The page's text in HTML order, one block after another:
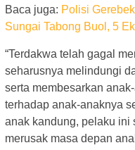
Baca juga: Polisi
Sungai Tabong Buol, 5
“Terdakwa telah gagal
seharusnya melindungi
serta membesarkan
terhadap anak-anaknya
anak kandung, pelaku ini
merusak masa depan